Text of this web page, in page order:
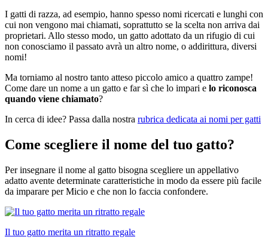
I gatti di razza, ad esempio, hanno spesso nomi ricercati e lunghi con
cui non vengono mai chiamati, soprattutto se la scelta non arriva dai
proprietari. Allo stesso modo, un gatto adottato da un rifugio di cui
non conosciamo il passato avrà un altro nome, o addirittura, diversi
nomi!
Ma torniamo al nostro tanto atteso piccolo amico a quattro zampe!
Come dare un nome a un gatto e far sì che lo impari e lo riconosca
quando viene chiamato?
In cerca di idee? Passa dalla nostra rubrica dedicata ai nomi per gatti
Come scegliere il nome del tuo gatto?
Per insegnare il nome al gatto bisogna scegliere un appellativo
adatto avente determinate caratteristiche in modo da essere più facile
da imparare per Micio e che non lo faccia confondere.
Il tuo gatto merita un ritratto regale